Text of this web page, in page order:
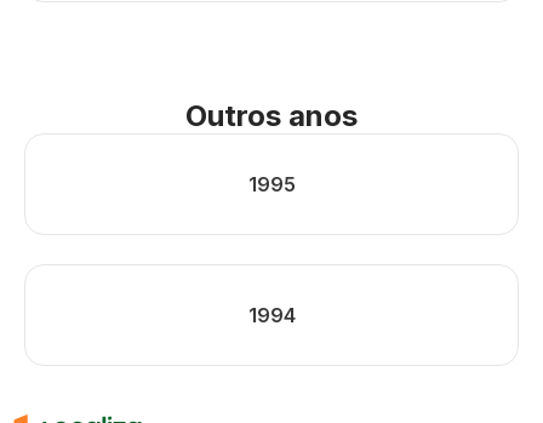
Outros anos
1995
1994